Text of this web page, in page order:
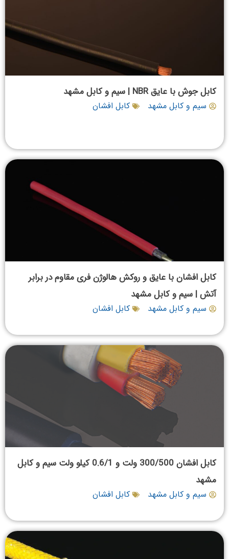
کابل جوش با عایق NBR | سیم و کابل مشهد
سیم و کابل مشهد کابل افشان
کابل افشان با عایق و روکش هالوژن فری مقاوم در برابر
آتش | سیم و کابل مشهد
سیم و کابل مشهد کابل افشان
کابل افشان 300/500 ولت و 0.6/1 کیلو ولت سیم و کابل
مشهد
سیم و کابل مشهد کابل افشان